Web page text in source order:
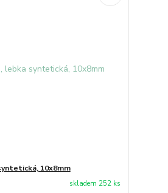
10x8mm
skladem 252 ks